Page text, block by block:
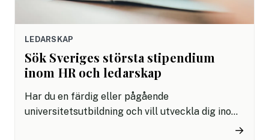
LEDARSKAP
Sök Sveriges största stipendium
inom HR och ledarskap
Har du en färdig eller pågående
universitetsutbildning och vill utveckla dig inom
ämnet HR- och ledarskap? Nu kan du få chansen
→